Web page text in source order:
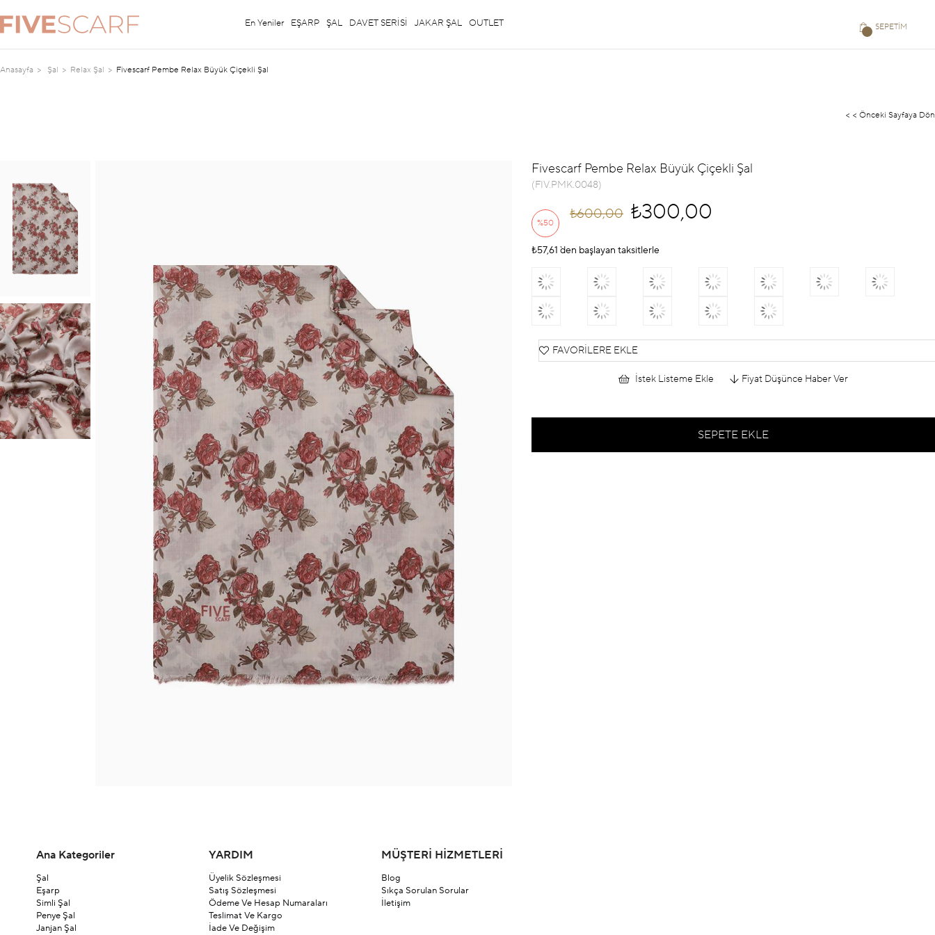
SEPETIM
En Yeniler EŞARP ŞAL DAVET SERİSİ JAKAR ŞAL OUTLET
Anasayfa Şal Relax Şal Fivescarf Pembe Relax Büyük Çiçekli Şal
< < Önceki Sayfaya Dön
Fivescarf Pembe Relax Büyük Çiçekli Şal
(FIV.PMK.0048)
%50
İndirim
₺600,00 ₺300,00
₺57,61 `den başlayan taksitlerle
FAVORILERE EKLE
İstek Listeme Ekle Fiyat Düşünce Haber Ver
Ana Kategoriler
Şal
Eşarp
Simli Şal
Penye Şal
Janjan Şal
YARDIM
Üyelik Sözleşmesi
Satış Sözleşmesi
Ödeme Ve Hesap Numaraları
Teslimat Ve Kargo
İade Ve Değişim
MÜŞTERİ HİZMETLERİ
Blog
Sıkça Sorulan Sorular
İletişim